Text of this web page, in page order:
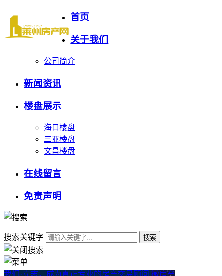
首页
关于我们
公司简介
新闻资讯
楼盘展示
海口楼盘
三亚楼盘
文昌楼盘
在线留言
免责声明
搜索关键字
我们·立志。成为真正专业的房产交易顾问 微房产